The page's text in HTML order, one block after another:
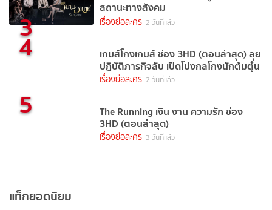
3 สถานะทางสังคม
เรื่องย่อละคร 2 วันที่แล้ว
4 เกมส์โกงเกมส์ ช่อง 3HD (ตอนล่าสุด) ลุย
ปฏิบัติภารกิจลับ เปิดโปงกลโกงนักต้มตุ๋น
เรื่องย่อละคร 2 วันที่แล้ว
5 The Running เงิน งาน ความรัก ช่อง
3HD (ตอนล่าสุด)
เรื่องย่อละคร 3 วันที่แล้ว
แท็กยอดนิยม